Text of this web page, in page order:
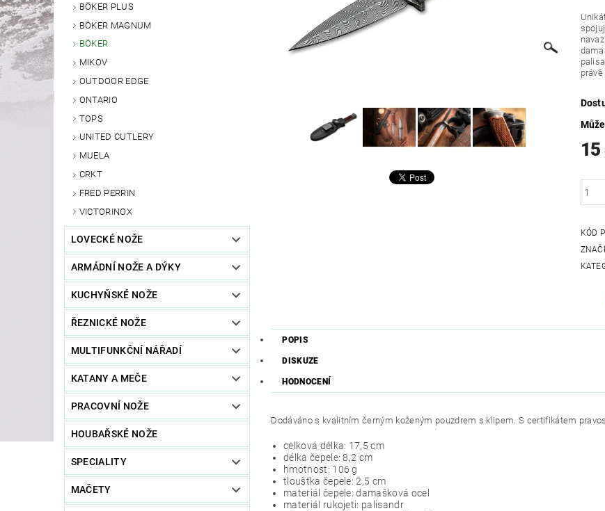
BÖKER PLUS
BÖKER MAGNUM
BÖKER
MIKOV
OUTDOOR EDGE
ONTARIO
TOPS
UNITED CUTLERY
MUELA
CRKT
FRED PERRIN
VICTORINOX
LOVECKÉ NOŽE
ARMÁDNÍ NOŽE A DÝKY
KUCHYŇSKÉ NOŽE
ŘEZNICKÉ NOŽE
MULTIFUNKČNÍ NÁŘADÍ
KATANY A MEČE
PRACOVNÍ NOŽE
HOUBAŘSKÉ NOŽE
SPECIALITY
MAČETY
KÓD
POPIS
DISKUZE
HODNOCENÍ
Dodáváno s kvalitním černým koženým pouzdrem s klipem. S certifikátem
celková délka: 17,5 cm
délka čepele: 8,2 cm
hmotnost: 106 g
tloušťka čepele: 2,5 cm
materiál čepele: damašková ocel
materiál rukojeti: palisandr